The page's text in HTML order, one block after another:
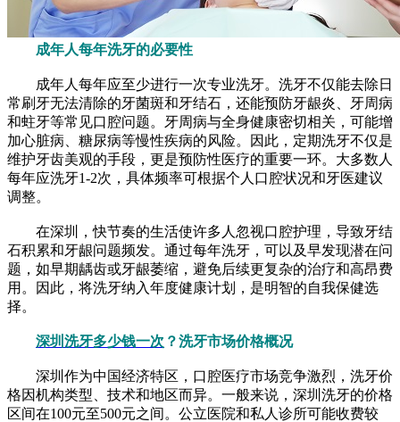
成年人每年洗牙的必要性
成年人每年应至少进行一次专业洗牙。洗牙不仅能去除日
常刷牙无法清除的牙菌斑和牙结石，还能预防牙龈炎、牙周病
和蛀牙等常见口腔问题。牙周病与全身健康密切相关，可能增
加心脏病、糖尿病等慢性疾病的风险。因此，定期洗牙不仅是
维护牙齿美观的手段，更是预防性医疗的重要一环。大多数人
每年应洗牙1-2次，具体频率可根据个人口腔状况和牙医建议
调整。
在深圳，快节奏的生活使许多人忽视口腔护理，导致牙结
石积累和牙龈问题频发。通过每年洗牙，可以及早发现潜在问
题，如早期龋齿或牙龈萎缩，避免后续更复杂的治疗和高昂费
用。因此，将洗牙纳入年度健康计划，是明智的自我保健选
择。
深圳洗牙多少钱一次 ？洗牙市场价格概况
深圳作为中国经济特区，口腔医疗市场竞争激烈，洗牙价
格因机构类型、技术和地区而异。一般来说，深圳洗牙的价格
区间在100元至500元之间。公立医院和私人诊所可能收费较